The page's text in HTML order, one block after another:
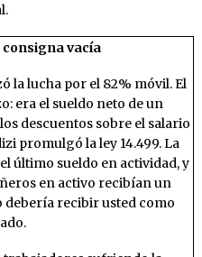
consigna vacía
la lucha por el 82% móvil. El
era el sueldo neto de un
descuentos sobre el salario
promulgó la ley 14.499. La
último sueldo en actividad, y
en activo recibían un
debería recibir usted como